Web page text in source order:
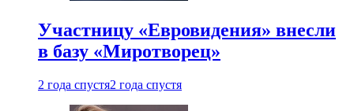
Участницу «Евровидения» внесли
в базу «Миротворец»
2 года спустя2 года спустя